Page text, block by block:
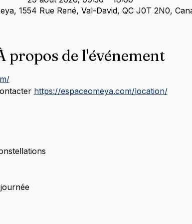
1554 Rue René, Val-David, QC J0T 2N0,
propos de l'événement
https://espaceomeya.com/location/